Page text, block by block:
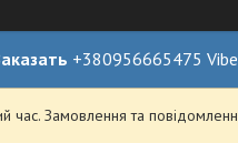
+380956665475
час. Замовлення та